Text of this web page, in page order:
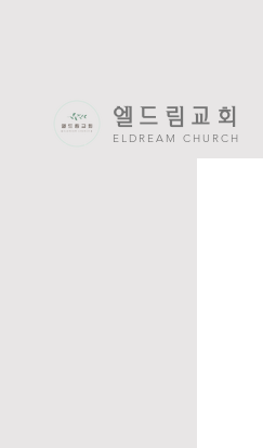
엘드림교회
ELDREAM CHURCH